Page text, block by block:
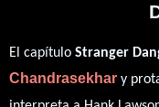
El capítulo Stranger
Chandrasekhar y